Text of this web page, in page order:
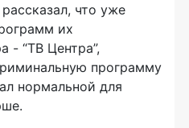
что уже
их
- “ТВ Центра”,
программу
нормальной для